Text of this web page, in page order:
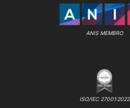
ANIS MEMBRO
ISO/IEC 27001:2022